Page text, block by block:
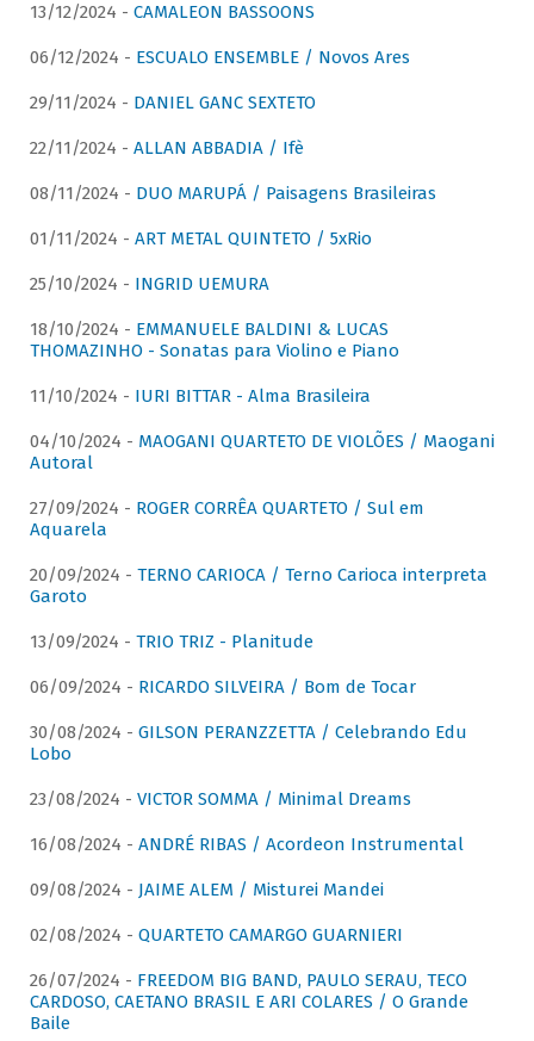
13/12/2024 - CAMALEON BASSOONS
06/12/2024 - ESCUALO ENSEMBLE / Novos Ares
29/11/2024 - DANIEL GANC SEXTETO
22/11/2024 - ALLAN ABBADIA / Ifè
08/11/2024 - DUO MARUPÁ / Paisagens Brasileiras
01/11/2024 - ART METAL QUINTETO / 5xRio
25/10/2024 - INGRID UEMURA
18/10/2024 - EMMANUELE BALDINI & LUCAS
THOMAZINHO - Sonatas para Violino e Piano
11/10/2024 - IURI BITTAR - Alma Brasileira
04/10/2024 - MAOGANI QUARTETO DE VIOLÕES / Maogani
Autoral
27/09/2024 - ROGER CORRÊA QUARTETO / Sul em
Aquarela
20/09/2024 - TERNO CARIOCA / Terno Carioca interpreta
Garoto
13/09/2024 - TRIO TRIZ - Planitude
06/09/2024 - RICARDO SILVEIRA / Bom de Tocar
30/08/2024 - GILSON PERANZZETTA / Celebrando Edu
Lobo
23/08/2024 - VICTOR SOMMA / Minimal Dreams
16/08/2024 - ANDRÉ RIBAS / Acordeon Instrumental
09/08/2024 - JAIME ALEM / Misturei Mandei
02/08/2024 - QUARTETO CAMARGO GUARNIERI
26/07/2024 - FREEDOM BIG BAND, PAULO SERAU, TECO
CARDOSO, CAETANO BRASIL E ARI COLARES / O Grande
Baile